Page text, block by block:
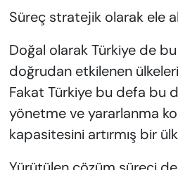
Süreç stratejik olarak ele
Doğal olarak Türkiye de
doğrudan etkilenen
Fakat Türkiye bu defa bu
yönetme ve yararlanma
kapasitesini artırmış bir